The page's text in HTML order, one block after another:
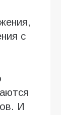
с
И